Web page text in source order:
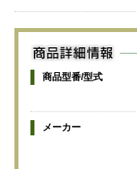
商品型番/型式
メーカー